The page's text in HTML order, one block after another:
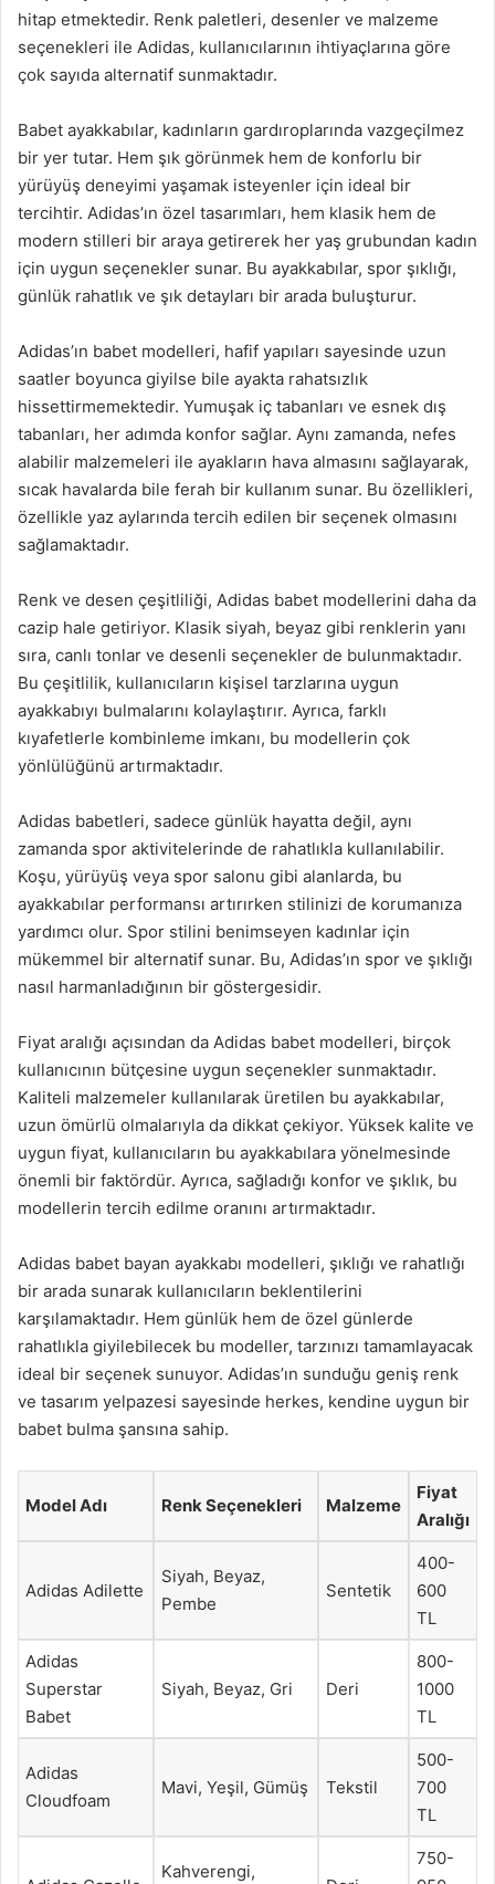
hitap etmektedir. Renk paletleri, desenler ve malzeme
seçenekleri ile Adidas, kullanıcılarının ihtiyaçlarına göre
çok sayıda alternatif sunmaktadır.
Babet ayakkabılar, kadınların gardıroplarında vazgeçilmez
bir yer tutar. Hem şık görünmek hem de konforlu bir
yürüyüş deneyimi yaşamak isteyenler için ideal bir
tercihtir. Adidas’ın özel tasarımları, hem klasik hem de
modern stilleri bir araya getirerek her yaş grubundan kadın
için uygun seçenekler sunar. Bu ayakkabılar, spor şıklığı,
günlük rahatlık ve şık detayları bir arada buluşturur.
Adidas’ın babet modelleri, hafif yapıları sayesinde uzun
saatler boyunca giyilse bile ayakta rahatsızlık
hissettirmemektedir. Yumuşak iç tabanları ve esnek dış
tabanları, her adımda konfor sağlar. Aynı zamanda, nefes
alabilir malzemeleri ile ayakların hava almasını sağlayarak,
sıcak havalarda bile ferah bir kullanım sunar. Bu özellikleri,
özellikle yaz aylarında tercih edilen bir seçenek olmasını
sağlamaktadır.
Renk ve desen çeşitliliği, Adidas babet modellerini daha da
cazip hale getiriyor. Klasik siyah, beyaz gibi renklerin yanı
sıra, canlı tonlar ve desenli seçenekler de bulunmaktadır.
Bu çeşitlilik, kullanıcıların kişisel tarzlarına uygun
ayakkabıyı bulmalarını kolaylaştırır. Ayrıca, farklı
kıyafetlerle kombinleme imkanı, bu modellerin çok
yönlülüğünü artırmaktadır.
Adidas babetleri, sadece günlük hayatta değil, aynı
zamanda spor aktivitelerinde de rahatlıkla kullanılabilir.
Koşu, yürüyüş veya spor salonu gibi alanlarda, bu
ayakkabılar performansı artırırken stilinizi de korumanıza
yardımcı olur. Spor stilini benimseyen kadınlar için
mükemmel bir alternatif sunar. Bu, Adidas’ın spor ve şıklığı
nasıl harmanladığının bir göstergesidir.
Fiyat aralığı açısından da Adidas babet modelleri, birçok
kullanıcının bütçesine uygun seçenekler sunmaktadır.
Kaliteli malzemeler kullanılarak üretilen bu ayakkabılar,
uzun ömürlü olmalarıyla da dikkat çekiyor. Yüksek kalite ve
uygun fiyat, kullanıcıların bu ayakkabılara yönelmesinde
önemli bir faktördür. Ayrıca, sağladığı konfor ve şıklık, bu
modellerin tercih edilme oranını artırmaktadır.
Adidas babet bayan ayakkabı modelleri, şıklığı ve rahatlığı
bir arada sunarak kullanıcıların beklentilerini
karşılamaktadır. Hem günlük hem de özel günlerde
rahatlıkla giyilebilecek bu modeller, tarzınızı tamamlayacak
ideal bir seçenek sunuyor. Adidas’ın sunduğu geniş renk
ve tasarım yelpazesi sayesinde herkes, kendine uygun bir
babet bulma şansına sahip.
Model Adı Renk Seçenekleri Malzeme
Fiyat
Aralığı
Adidas Adilette
Siyah, Beyaz,
Pembe
Sentetik
400-
600
TL
Adidas
Superstar
Babet
Siyah, Beyaz, Gri Deri
800-
1000
TL
Adidas
Cloudfoam
Mavi, Yeşil, Gümüş Tekstil
500-
700
TL
Kahverengi,
750-